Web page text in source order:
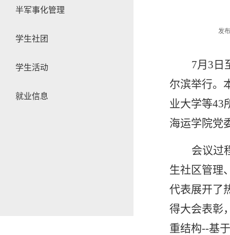
半军事化管理
学生社团
学生活动
就业信息
发
7月3日
尔滨举行。
业大学等43
海运学院党
会议过
生社区管理
代表展开了
得大会表彰
重结构--基